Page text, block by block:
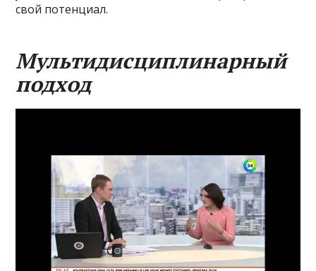
свой потенциал.
Мультидисциплинарный
подход